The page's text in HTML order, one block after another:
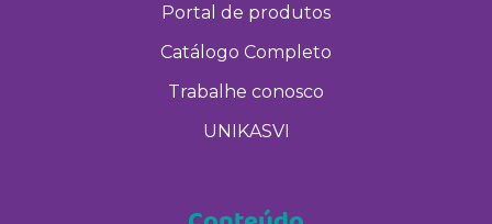
Portal de produtos
Catálogo Completo
Trabalhe conosco
UNIKASVI